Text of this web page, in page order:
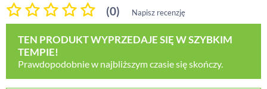
(0) Napisz recenzję
TEN PRODUKT WYPRZEDAJE SIĘ W SZYBKIM
TEMPIE!
Prawdopodobnie w najbliższym czasie się skończy.